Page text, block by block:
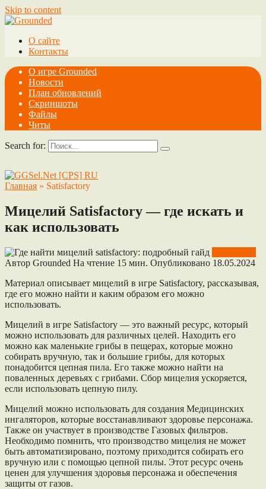
Skip to content
О сайте
Контакты
О игре Grounded
Новости
План обновлений
Скриншоты
Файлы
Читы
Search for:
Главная » Satisfactory
Мицелий Satisfactory — где искать и
как использовать
Автор Grounded На чтение 15 мин. Опубликовано 18.05.2024
Материал описывает мицелий в игре Satisfactory, рассказывая,
где его можно найти и каким образом его можно
использовать.
Мицелий в игре Satisfactory — это важный ресурс, который
можно использовать для различных целей. Находить его
можно как маленькие грибы в пещерах, которые можно
собирать вручную, так и большие грибы, для которых
понадобится цепная пила. Его также можно найти на
поваленных деревьях с грибами. Сбор мицелия ускоряется,
если использовать цепную пилу.
Мицелий можно использовать для создания Медицинских
ингаляторов, которые восстанавливают здоровье персонажа.
Также он участвует в производстве Газовых фильтров.
Необходимо помнить, что производство мицелия не может
быть автоматизировано, поэтому приходится собирать его
вручную или с помощью цепной пилы. Этот ресурс очень
ценен для улучшения здоровья персонажа и обеспечения
защиты от газов.